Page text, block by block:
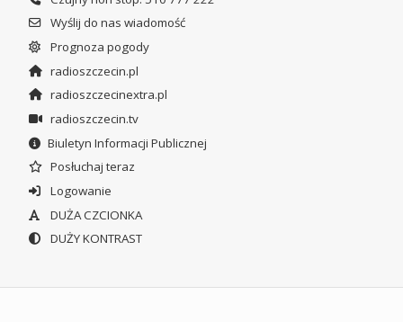
Wyślij do nas wiadomość
Prognoza pogody
radioszczecin.pl
radioszczecinextra.pl
radioszczecin.tv
Biuletyn Informacji Publicznej
Posłuchaj teraz
Logowanie
DUŻA CZCIONKA
DUŻY KONTRAST